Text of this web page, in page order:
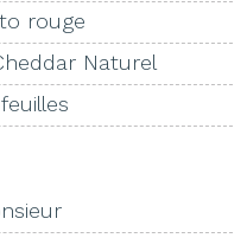
rouge
Naturel